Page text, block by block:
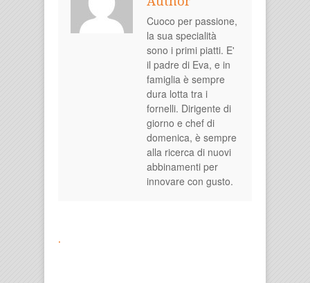
Cuoco per passione,
la sua specialità
sono i primi piatti. E'
il padre di Eva, e in
famiglia è sempre
dura lotta tra i
fornelli. Dirigente di
giorno e chef di
domenica, è sempre
alla ricerca di nuovi
abbinamenti per
innovare con gusto.
.